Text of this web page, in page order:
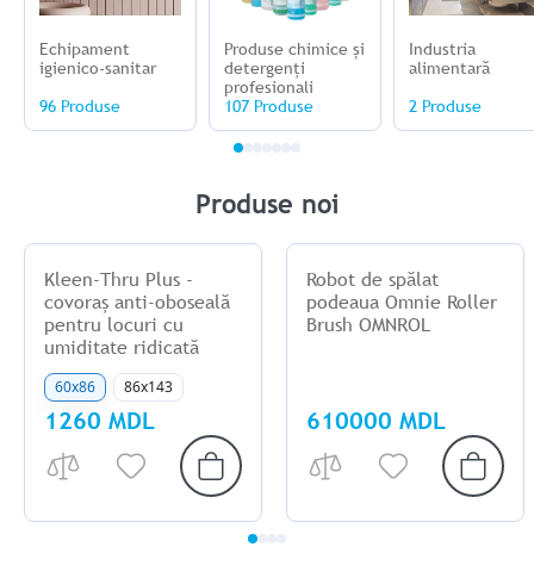
Echipament
igienico-sanitar
96 Produse
Produse chimice și
detergenți
profesionali
107 Produse
Industria
alimentară
2 Produse
Produse noi
Kleen-Thru Plus -
covoraș anti-oboseală
pentru locuri cu
umiditate ridicată
60x86 86x143
1260 MDL
Robot de spălat
podeaua Omnie Roller
Brush OMNROL
610000 MDL